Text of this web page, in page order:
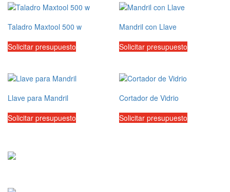
Taladro Maxtool 500 w
Solicitar presupuesto
Mandril con Llave
Solicitar presupuesto
Llave para Mandril
Solicitar presupuesto
Cortador de Vidrio
Solicitar presupuesto